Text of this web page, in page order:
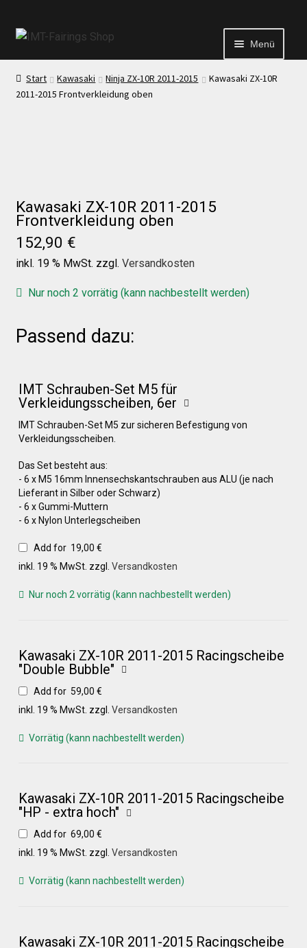
Menü
Start
News
News
Infos zu unseren Produkten
Händlerkonditionen
Marken
Warenkorb
Kasse
Allgemeine Geschäftsbedingungen
Impressum
Start Kawasaki Ninja ZX-10R 2011-2015
Kawasaki ZX-10R
2011-2015 Frontverkleidung oben
Kawasaki ZX-10R 2011-2015
Frontverkleidung oben
152,90 €
inkl. 19 % MwSt. zzgl. Versandkosten
Nur noch 2 vorrätig (kann nachbestellt werden)
Passend dazu:
IMT Schrauben-Set M5 für
Verkleidungsscheiben, 6er
IMT Schrauben-Set M5 zur sicheren Befestigung von
Verkleidungsscheiben.
Das Set besteht aus:
- 6 x M5 16mm Innensechskantschrauben aus ALU (je nach
Lieferant in Silber oder Schwarz)
- 6 x Gummi-Muttern
- 6 x Nylon Unterlegscheiben
Add for 19,00€
inkl. 19 % MwSt. zzgl. Versandkosten
Nur noch 2 vorrätig (kann nachbestellt werden)
Kawasaki ZX-10R 2011-2015 Racingscheibe
"Double Bubble"
Add for 59,00€
inkl. 19 % MwSt. zzgl. Versandkosten
Vorrätig (kann nachbestellt werden)
Kawasaki ZX-10R 2011-2015 Racingscheibe
"HP - extra hoch"
Add for 69,00€
inkl. 19 % MwSt. zzgl. Versandkosten
Vorrätig (kann nachbestellt werden)
Kawasaki ZX-10R 2011-2015 Racingscheibe